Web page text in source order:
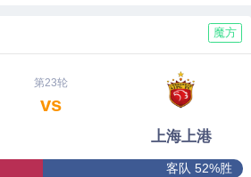
魔方
第23轮
vs
上海上港
客队 52%胜